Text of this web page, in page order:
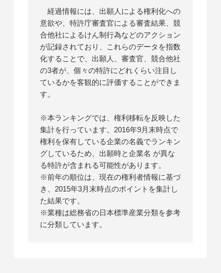
経過情報には、出願人による権利化への
意欲や、特許庁審査官による審査結果、競
合他社によるけん制行為などのアクション
が記録されており、これらのデータを指数
化することで、出願人、審査官、競合他社
の3者が、個々の特許にどれくらい注目し
ているかを客観的に評価することができま
す。
※本ランキングでは、権利移転を反映した
集計を行っています。2016年9月末時点で
権利を保有している企業の名義でランキン
グしているため、出願時と企業名 が異な
る特許が含まれる可能性があります。
※前年の順位は、現在の権利者情報に基づ
き、2015年3月末時点のポイントを集計し
た結果です。
※業種は総務省の日本標準産業分類を参考
に分類しています。